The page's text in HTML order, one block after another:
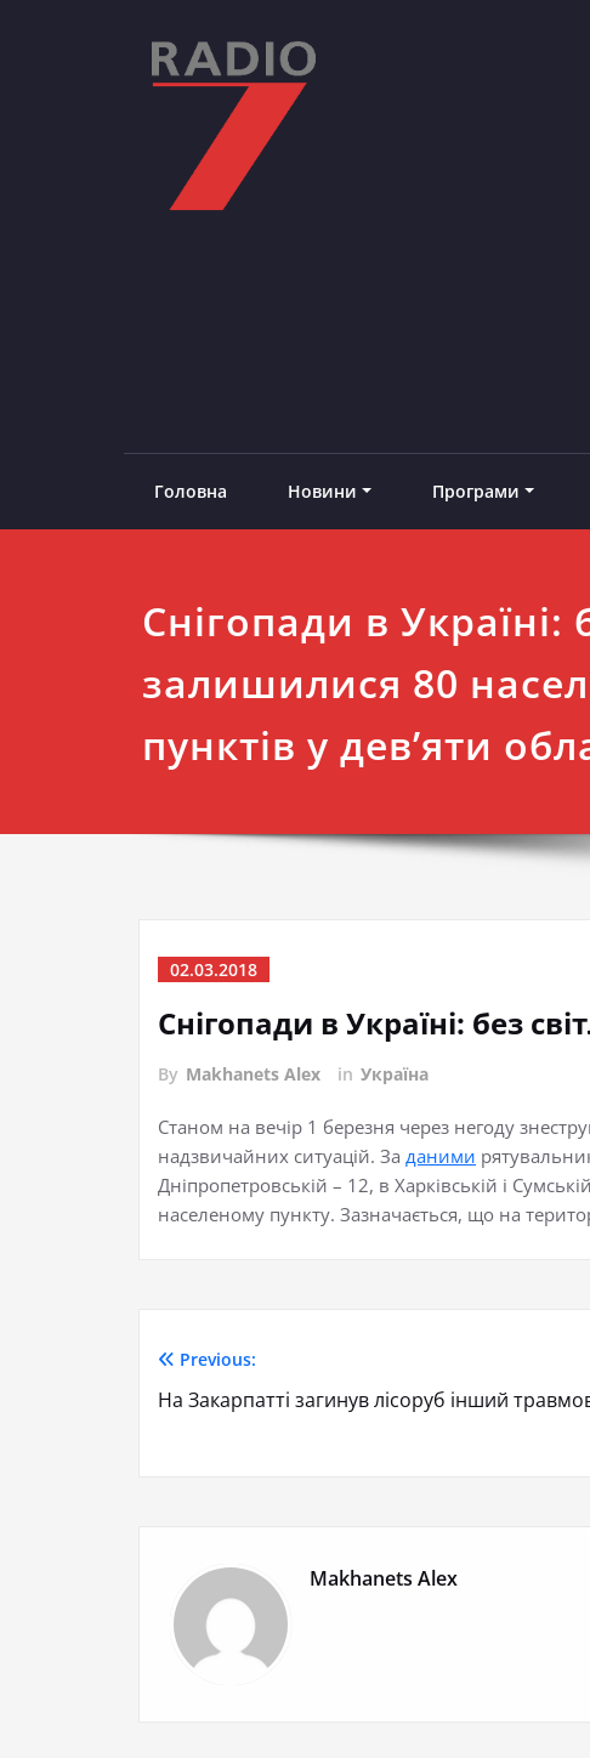
Головна Новини Програми
Снігопади в Україні:
залишилися 80
пунктів у дев’яти
02.03.2018
Снігопади в Україні: без
By Makhanets Alex in Україна
Станом на вечір 1 березня через негоду
надзвичайних ситуацій. За даними
Дніпропетровській – 12, в Харківській і
населеному пункту. Зазначається, що на
Previous:
На Закарпатті загинув лісоруб інший
Makhanets Alex